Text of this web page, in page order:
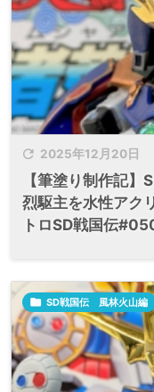
 2025年12月20日
【筆塗り制作記
烈駆主を水性アク
トロSD戦国伝
 SD戦国伝 風林火山編